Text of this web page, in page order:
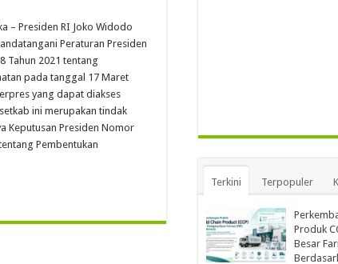
– Presiden RI Joko Widodo
Peraturan Presiden
Tahun 2021 tentang
pada tanggal 17 Maret
yang dapat diakses
ini merupakan tindak
Keputusan Presiden Nomor
Pembentukan
Terkini Terpopuler
Produk
Besar